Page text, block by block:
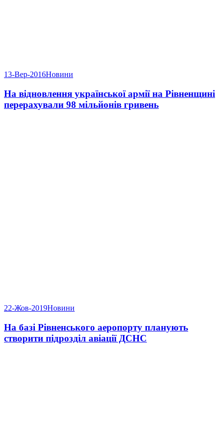
13-Вер-2016Новини
На відновлення української армії на Рівненщині
перерахували 98 мільйонів гривень
22-Жов-2019Новини
На базі Рівненського аеропорту планують
створити підрозділ авіації ДСНС